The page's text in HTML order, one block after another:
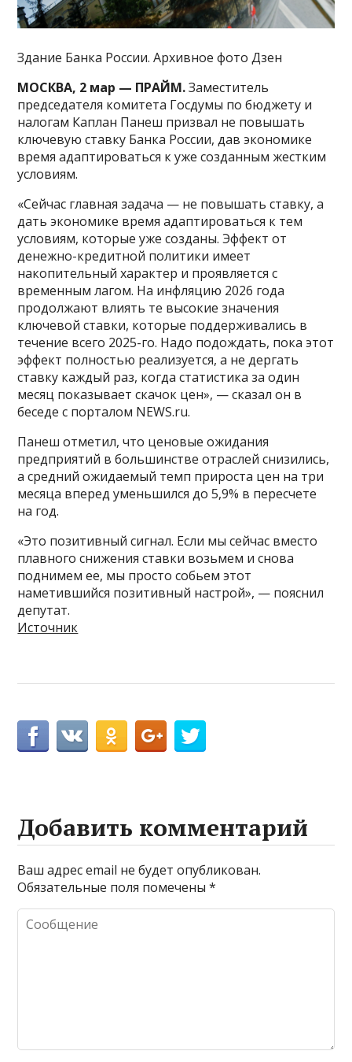
Здание Банка России. Архивное фото Дзен
МОСКВА, 2 мар — ПРАЙМ.Заместитель
председателя комитета Госдумы по бюджету и
налогам Каплан Панеш призвал не повышать
ключевую ставку Банка России, дав экономике
время адаптироваться к уже созданным жестким
условиям.
«Сейчас главная задача — не повышать ставку, а
дать экономике время адаптироваться к тем
условиям, которые уже созданы. Эффект от
денежно-кредитной политики имеет
накопительный характер и проявляется с
временным лагом. На инфляцию 2026 года
продолжают влиять те высокие значения
ключевой ставки, которые поддерживались в
течение всего 2025-го. Надо подождать, пока этот
эффект полностью реализуется, а не дергать
ставку каждый раз, когда статистика за один
месяц показывает скачок цен», — сказал он в
беседе с порталом NEWS.ru.
Панеш отметил, что ценовые ожидания
предприятий в большинстве отраслей снизились,
а средний ожидаемый темп прироста цен на три
месяца вперед уменьшился до 5,9% в пересчете
на год.
«Это позитивный сигнал. Если мы сейчас вместо
плавного снижения ставки возьмем и снова
поднимем ее, мы просто собьем этот
наметившийся позитивный настрой», — пояснил
депутат.
Источник
Добавить комментарий
Ваш адрес email не будет опубликован.
Обязательные поля помечены*